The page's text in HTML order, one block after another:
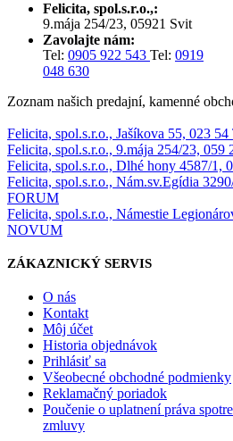
Felicita, spol.s.r.o.,:
9.mája 254/23, 05921 Svit
Zavolajte nám:
Tel: 0905 922 543 Tel: 0919
048 630
Zoznam našich predajní, kamenné
Felicita, spol.s.r.o., Jašíkova 55, 023
Felicita, spol.s.r.o., 9.mája 254/23, 059
Felicita, spol.s.r.o., Dlhé hony 4587/1,
Felicita, spol.s.r.o., Nám.sv.Egídia
FORUM
Felicita, spol.s.r.o., Námestie
NOVUM
ZÁKAZNICKÝ SERVIS
O nás
Kontakt
Môj účet
Historia objednávok
Prihlásiť sa
Všeobecné obchodné podmienky
Reklamačný poriadok
Poučenie o uplatnení práva
zmluvy